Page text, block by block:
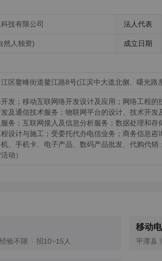
技有限公司 法人代表
然人独资) 成立日期
区鳌峰街道鳌江路8号(江滨中大道北侧、曙光
发；移动互联网络开发设计及应用；网络工程
及通信技术服务；物联网平台的设计、技术开
务；互联网接入及信息分析服务；数据处理和
设计与施工；受委托代办电信业务；商务信息
、手机卡、电子产品、数码产品批发、代购代
动）
经验不限 招10~15人
移动
平潭县